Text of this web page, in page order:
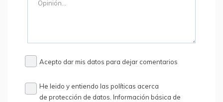
Acepto dar mis datos para dejar comentarios
He leido y entiendo las políticas acerca
de protección de datos. Información básica de